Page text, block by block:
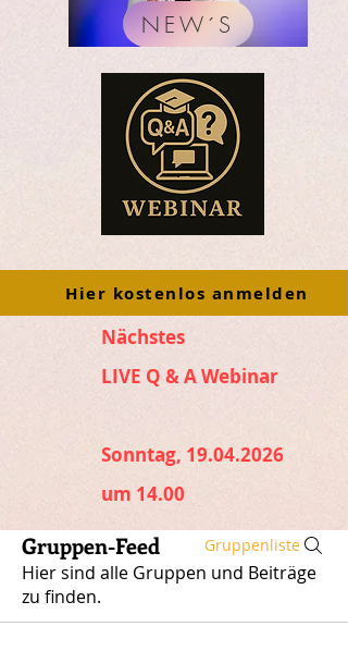
NEW´S
Hier kostenlos anmelden
Nächstes
LIVE Q & A Webinar
Sonntag, 19.04.2026
um 14.00
Gruppen-Feed Gruppenliste
Hier sind alle Gruppen und Beiträge
zu finden.